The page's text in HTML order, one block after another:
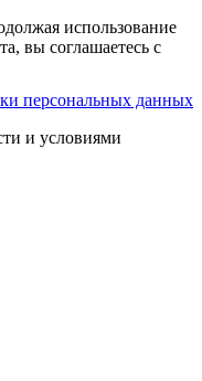
персональных данных
использование
вы соглашаетесь с
и условиями